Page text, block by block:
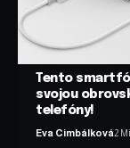
Tento
svojou
telefóny!
Eva Cimbálková2